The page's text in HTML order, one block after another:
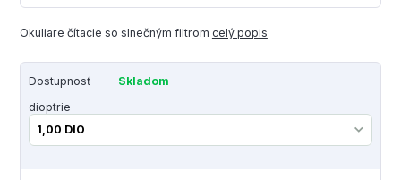
Okuliare čítacie so slnečným filtrom celý popis
Dostupnosť
Skladom
dioptrie